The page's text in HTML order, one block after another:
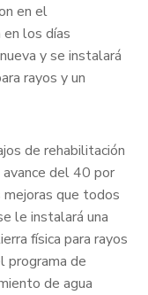
en el
los días
y se instalará
rayos y un
de rehabilitación
del 40 por
mejoras que todos
le instalará una
física para rayos
programa de
de agua